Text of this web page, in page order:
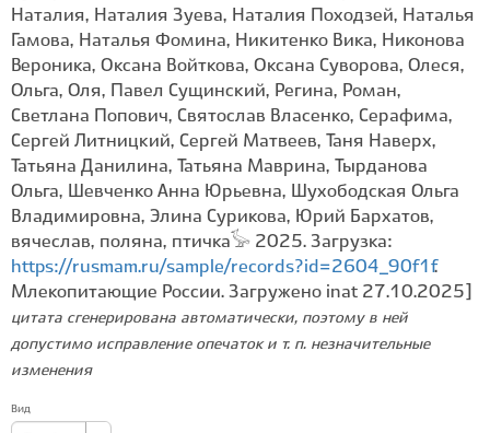
Наталия, Наталия Зуева, Наталия Походзей, Наталья
Гамова, Наталья Фомина, Никитенко Вика, Никонова
Вероника, Оксана Войткова, Оксана Суворова, Олеся,
Ольга, Оля, Павел Сущинский, Регина, Роман,
Светлана Попович, Святослав Власенко, Серафима,
Сергей Литницкий, Сергей Матвеев, Таня Наверх,
Татьяна Данилина, Татьяна Маврина, Тырданова
Ольга, Шевченко Анна Юрьевна, Шухободская Ольга
Владимировна, Элина Сурикова, Юрий Бархатов,
вячеслав, поляна, птичка𓅚 2025. Загрузка:
https://rusmam.ru/sample/records?id=2604_90f1f.
Млекопитающие России. Загружено inat 27.10.2025]
цитата сгенерирована автоматически, поэтому в ней
допустимо исправление опечаток и т. п. незначительные
изменения
Вид